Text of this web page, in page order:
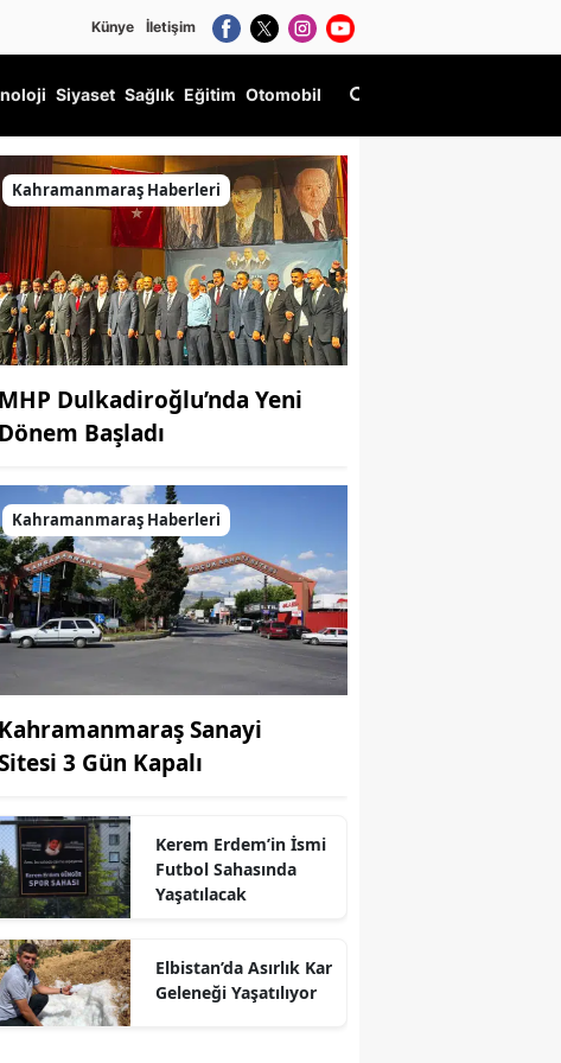
Künye İletişim
Siyaset Sağlık Eğitim Otomobil
Kahramanmaraş Haberleri
MHP Dulkadiroğlu’nda Yeni
Dönem Başladı
Kahramanmaraş Haberleri
Kahramanmaraş Sanayi
3 Gün Kapalı
Kerem Erdem’in İsmi
Futbol Sahasında
Yaşatılacak
Elbistan’da Asırlık Kar
Geleneği Yaşatılıyor